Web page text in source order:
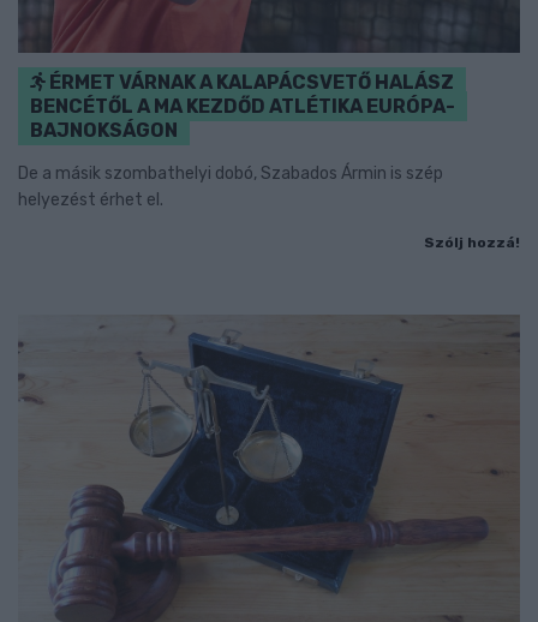
ÉRMET VÁRNAK A KALAPÁCSVETŐ HALÁSZ
BENCÉTŐL A MA KEZDŐD ATLÉTIKA EURÓPA-
BAJNOKSÁGON
De a másik szombathelyi dobó, Szabados Ármin is szép
helyezést érhet el.
Szólj hozzá!